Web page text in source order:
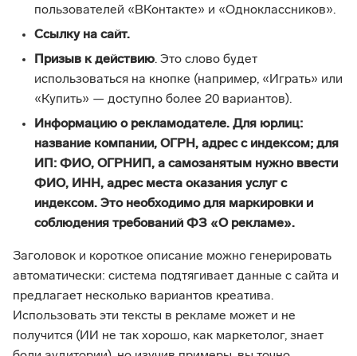
пользователей «ВКонтакте» и «Одноклассников».
Ссылку на сайт.
Призыв к действию. Это слово будет
использоваться на кнопке (например, «Играть» или
«Купить» — доступно более 20 вариантов).
Информацию о рекламодателе. Для юрлиц:
название компании, ОГРН, адрес с индексом; для
ИП: ФИО, ОГРНИП, а самозанятым нужно ввести
ФИО, ИНН, адрес места оказания услуг с
индексом. Это необходимо для маркировки и
соблюдения требований ФЗ «О рекламе».
Заголовок и короткое описание можно генерировать
автоматически: система подтягивает данные с сайта и
предлагает несколько вариантов креатива.
Использовать эти тексты в рекламе может и не
получится (ИИ не так хорошо, как маркетолог, знает